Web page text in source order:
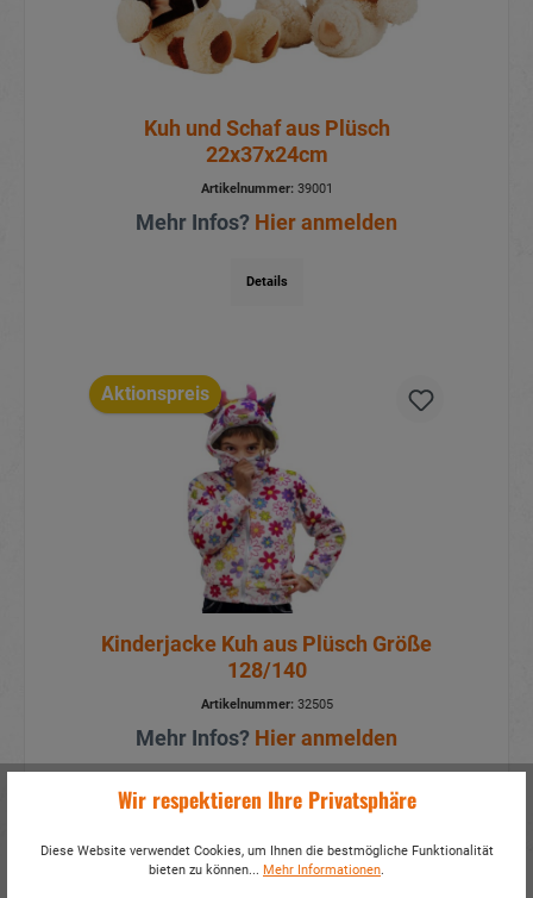
Kuh und Schaf aus Plüsch
22x37x24cm
Artikelnummer:39001
Mehr Infos? Hier anmelden
Details
Aktionspreis
Kinderjacke Kuh aus Plüsch Größe
128/140
Artikelnummer:32505
Mehr Infos? Hier anmelden
Details
Wir respektieren Ihre Privatsphäre
Diese Website verwendet Cookies, um Ihnen die bestmögliche Funktionalität
bieten zu können... Mehr Informationen.